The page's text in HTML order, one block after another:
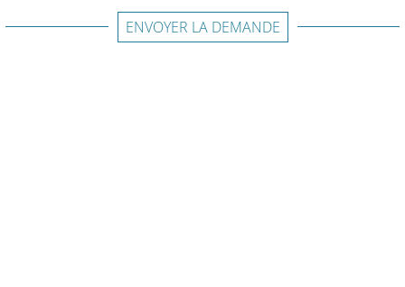
ENVOYER LA DEMANDE